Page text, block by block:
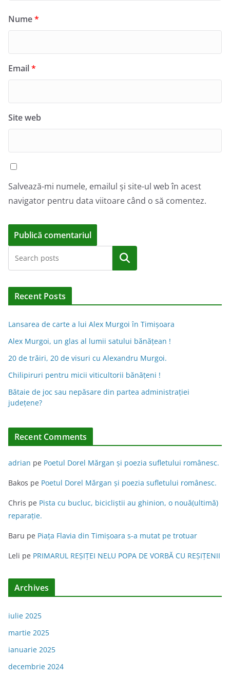
Nume*
Email*
Site web
Salvează-mi numele, emailul și site-ul web în acest
navigator pentru data viitoare când o să comentez.
l
n
a
t
e
Caută
Recent Posts
Lansarea de carte a lui Alex Murgoi în Timișoara
Alex Murgoi, un glas al lumii satului bănățean !
20 de trăiri, 20 de visuri cu Alexandru Murgoi.
Chilipiruri pentru micii viticultorii bănăţeni !
Bătaie de joc sau nepăsare din partea administraţiei
judeţene?
Recent Comments
adrian pe Poetul Dorel Mărgan şi poezia sufletului românesc.
Bakos pe Poetul Dorel Mărgan şi poezia sufletului românesc.
Chris pe Pista cu bucluc, bicicliștii au ghinion, o nouă(ultimă)
reparație.
Baru pe Piața Flavia din Timişoara s-a mutat pe trotuar
Leli pe PRIMARUL REŞIŢEI NELU POPA DE VORBĂ CU REŞIŢENII
Archives
iulie 2025
martie 2025
ianuarie 2025
decembrie 2024